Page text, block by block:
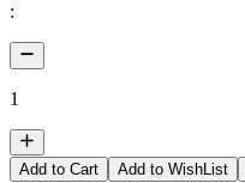
:
1
Add to Cart Add to WishList